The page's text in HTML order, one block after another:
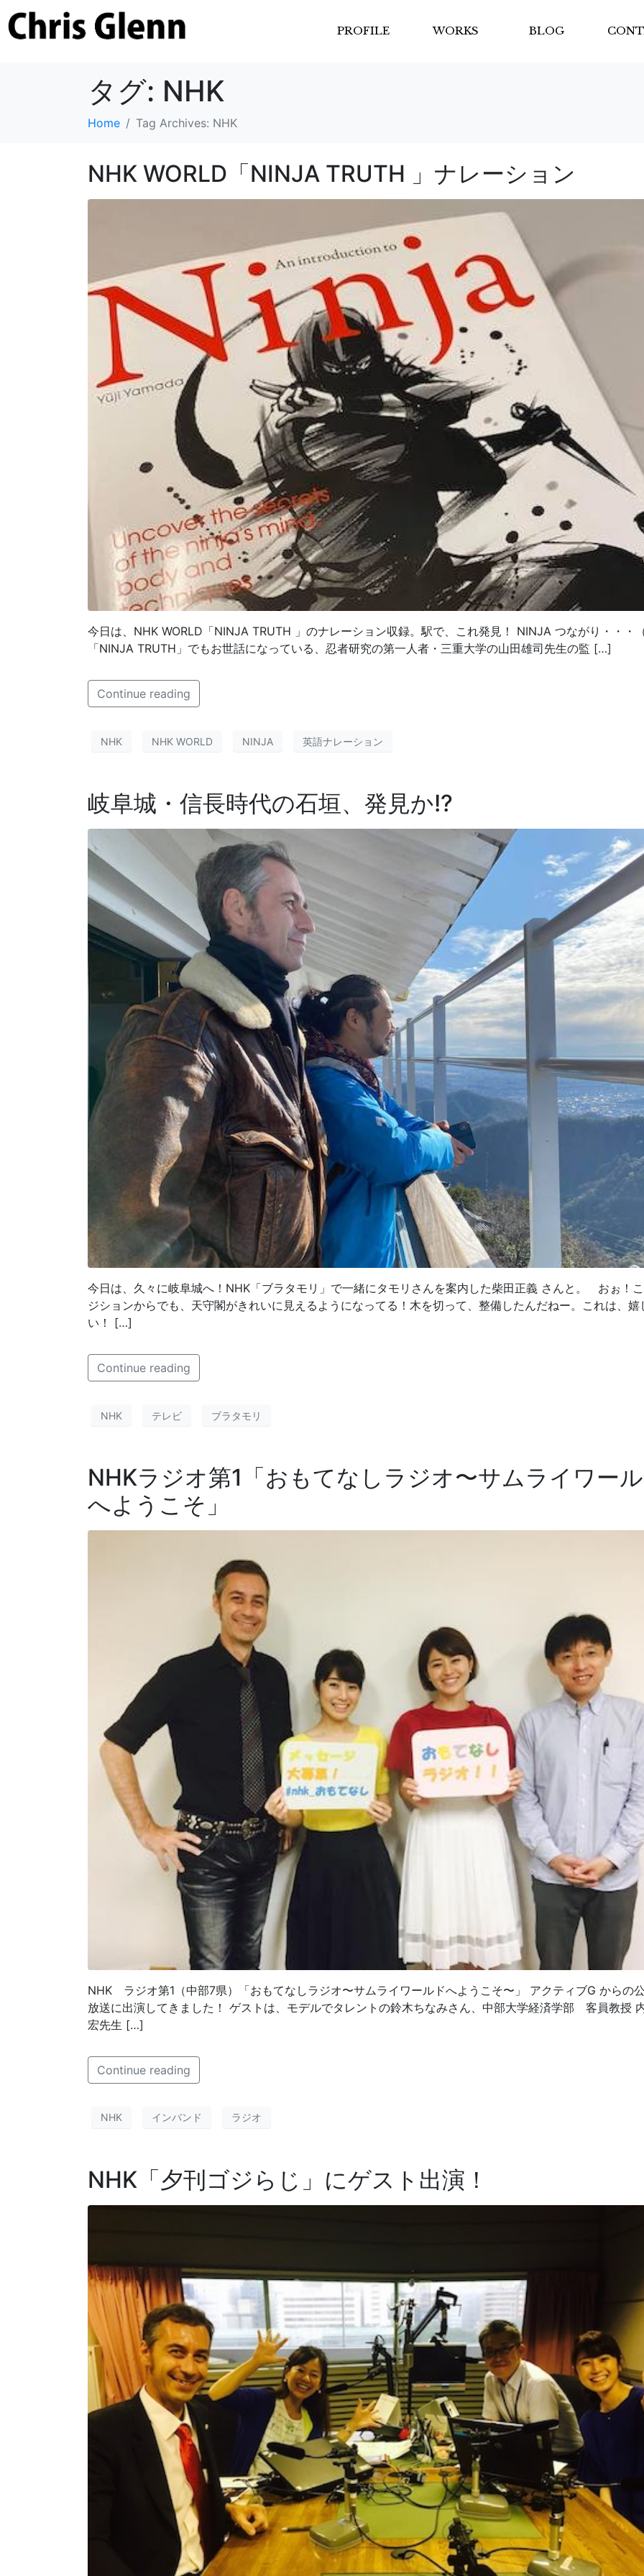
PROFILE WORKS BLOG
タグ: NHK
Home Tag Archives: NHK
NHK WORLD「NINJA TRUTH 」ナレーション
今日は、NHK WORLD「NINJA TRUTH 」のナレーション収録。駅で、これ発見！ NINJA つながり・・・（
「NINJA TRUTH」でもお世話になっている、忍者研究の第一人者・三重大学の山田雄司先生の監 […]
Continue reading
NHK NHK WORLD NINJA 英語ナレーション
岐阜城・信長時代の石垣、発見か!?
今日は、久々に岐阜城へ！NHK「ブラタモリ」で一緒にタモリさんを案内した柴田正義 さんと。 おぉ！
ジションからでも、天守閣がきれいに見えるようになってる！木を切って、整備したんだねー。これは、嬉
い！ […]
Continue reading
NHK テレビ ブラタモリ
NHKラジオ第1「おもてなしラジオ〜サムライワー
へようこそ」
NHK ラジオ第1（中部7県）「おもてなしラジオ〜サムライワールドへようこそ〜」 アクティブG からの
放送に出演してきました！ ゲストは、モデルでタレントの鈴木ちなみさん、中部大学経済学部 客員教授
宏先生 […]
Continue reading
NHK インバンド ラジオ
NHK「夕刊ゴジらじ」にゲスト出演！